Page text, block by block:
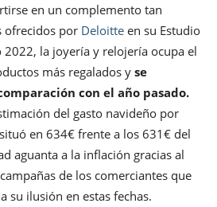
en un complemento tan
ofrecidos por Deloitte en su Estudio
2022, la joyería y relojería ocupa el
más regalados y se
con el año pasado.
del gasto navideño por
en 634€ frente a los 631€ del
aguanta a la inflación gracias al
de los comerciantes que
su ilusión en estas fechas.